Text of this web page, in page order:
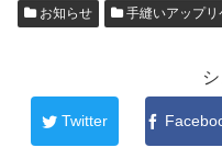
お知らせ 手縫いアップリ
Twitter